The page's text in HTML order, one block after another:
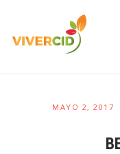
MAYO 2, 2017